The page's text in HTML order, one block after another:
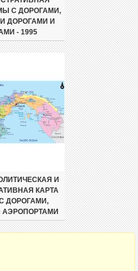
С ДОРОГАМИ,
ДОРОГАМИ И
- 1995
И
КАРТА
ДОРОГАМИ,
АЭРОПОРТАМИ